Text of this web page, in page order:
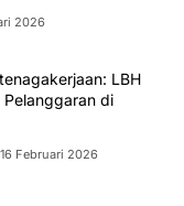
2026
LBH
Pelanggaran di
16 Februari 2026